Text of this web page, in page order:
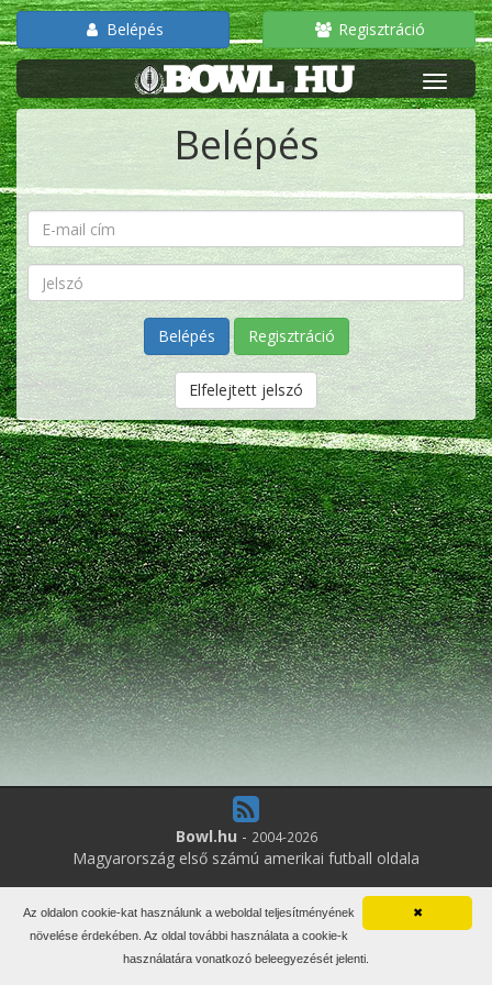
Belépés Regisztráció
Belépés
Regisztráció
Elfelejtett jelszó
Bowl.hu - 2004-2026
Magyarország első számú amerikai futball oldala
13
online felhasználó
Minden jog fenntartva. Írott anyagok újraközlése csak a szerző
engedélyével.
Impresszum
✖
Az oldalon cookie-kat használunk a weboldal teljesítményének
növelése érdekében. Az oldal további használata a cookie-k
használatára vonatkozó beleegyezését jelenti.